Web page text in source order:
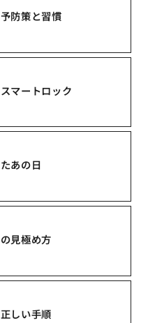
防策と習慣
マートロック
あの日
見極め方
しい手順